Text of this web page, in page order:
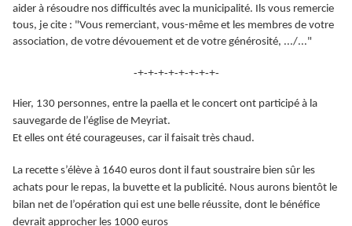
aider à résoudre nos difficultés avec la municipalité. Ils vous remercie
tous, je cite : "Vous remerciant, vous-même et les membres de votre
association, de votre dévouement et de votre générosité, .../..."
-+-+-+-+-+-+-+-+-
Hier, 130 personnes, entre la paella et le concert ont participé à la
sauvegarde de l’église de Meyriat.
Et elles ont été courageuses, car il faisait très chaud.
La recette s’élève à 1640 euros dont il faut soustraire bien sûr les
achats pour le repas, la buvette et la publicité. Nous aurons bientôt le
bilan net de l’opération qui est une belle réussite, dont le bénéfice
devrait approcher les 1000 euros